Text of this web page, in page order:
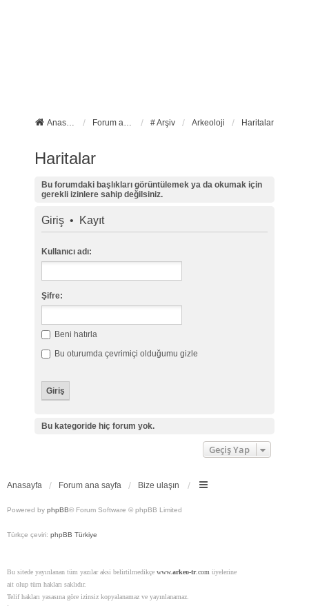
Anasayfa Forum ana sayfa # Arşiv Arkeoloji Haritalar
Haritalar
Bu forumdaki başlıkları görüntülemek ya da okumak için
gerekli izinlere sahip değilsiniz.
Giriş• Kayıt
Kullanıcı adı:
Şifre:
Beni hatırla
Bu oturumda çevrimiçi olduğumu gizle
Bu kategoride hiç forum yok.
Geçiş Yap
Anasayfa Forum ana sayfa Bize ulaşın
Powered by phpBB® Forum Software © phpBB Limited
Türkçe çeviri: phpBB Türkiye
Bu sitede yayınlanan tüm yazılar aksi belirtilmedikçe www.arkeo-tr.com üyelerine
ait olup tüm hakları saklıdır.
Telif hakları yasasına göre izinsiz kopyalanamaz ve yayınlanamaz.